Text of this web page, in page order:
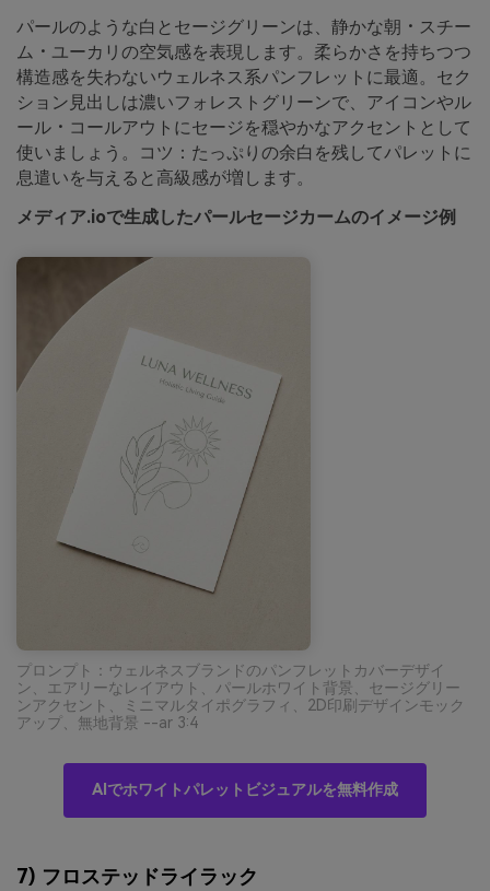
パールのような白とセージグリーンは、静かな朝・スチー
ム・ユーカリの空気感を表現します。柔らかさを持ちつつ
構造感を失わないウェルネス系パンフレットに最適。セク
ション見出しは濃いフォレストグリーンで、アイコンやル
ール・コールアウトにセージを穏やかなアクセントとして
使いましょう。コツ：たっぷりの余白を残してパレットに
息遣いを与えると高級感が増します。
メディア.ioで生成したパールセージカームのイメージ例
プロンプト：ウェルネスブランドのパンフレットカバーデザイ
ン、エアリーなレイアウト、パールホワイト背景、セージグリー
ンアクセント、ミニマルタイポグラフィ、2D印刷デザインモック
アップ、無地背景 --ar 3:4
AIでホワイトパレットビジュアルを無料作成
7) フロステッドライラック